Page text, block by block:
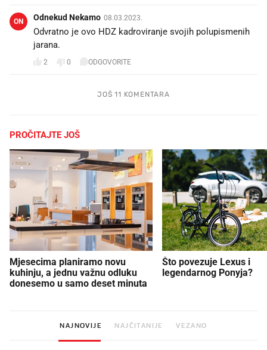
ON Odnekud Nekamo 08.03.2023.
Odvratno je ovo HDZ kadroviranje svojih polupismenih
jarana.
2 0 ODGOVORITE
JOŠ 11 KOMENTARA
PROČITAJTE JOŠ
Mjesecima planiramo novu
kuhinju, a jednu važnu odluku
donesemo u samo deset minuta
Što povezuje Lexus i
legendarnog Ponyja?
NAJNOVIJE NAJČITANIJE VEZANO